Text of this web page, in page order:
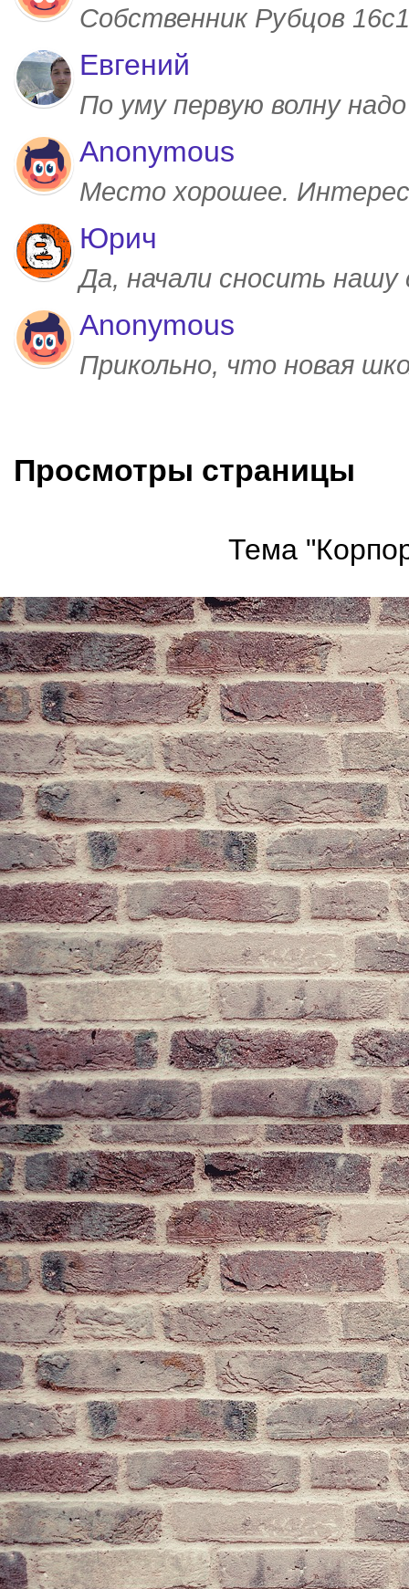
Собственник Рубцов
Евгений
По уму первую волну
Anonymous
Место хорошее.
Юрич
Да, начали сносить
Anonymous
Прикольно, что новая
Просмотры страницы
Тема